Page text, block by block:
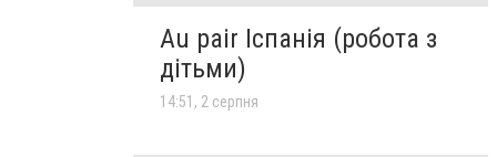
Au pair Іспанія (робота з
дітьми)
14:51, 2 серпня